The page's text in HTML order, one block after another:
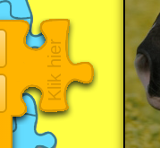
Klik hier